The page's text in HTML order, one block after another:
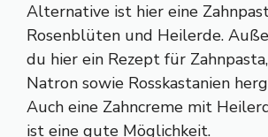
Alternative ist hier eine
Rosenblüten und Heilerde.
du hier ein Rezept für
Natron sowie Rosskastanien
Auch eine Zahncreme mit
ist eine gute Möglichkeit.